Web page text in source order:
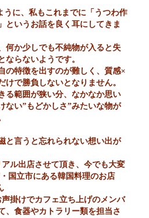
に、私もこれまでに「うつわ作
というお話を良く耳にしてきま
何か少しでも不純物が入ると失
ならないようです。
の特徴を出すのが難しく、質感×
けで勝負しないとなりません。
る範囲が狭い分、なかなか思い
ない”もどかしさ”みたいな物が
と言うと忘れられない想い出が
ル出店させて頂き、今でも大変
国立市にある韓国料理のお店
掛けでカフェ立ち上げのメンバ
、食器やカトラリー類を担当さ